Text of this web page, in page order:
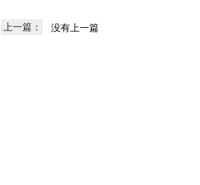
上一篇： 没有上一篇